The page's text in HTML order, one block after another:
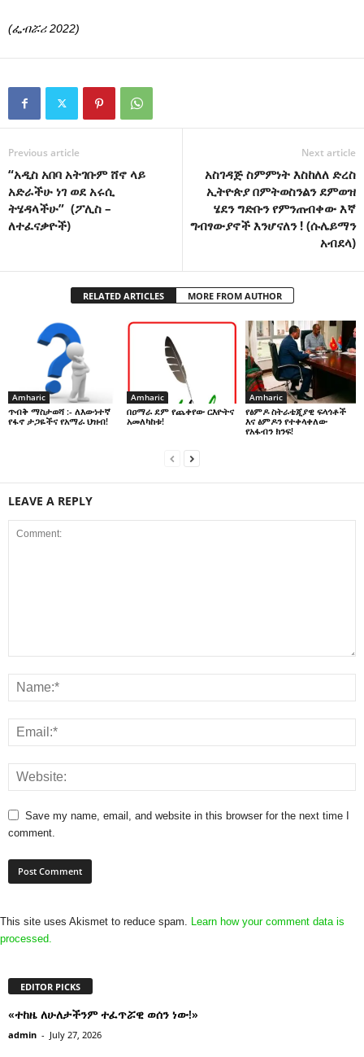
(ፌብሯሪ 2022)
Previous article
“አዲስ አበባ አትገቡም ሸኖ ላይ
አድራችሁ ነገ ወደ አሩሲ
ትሄዳላችሁ” (ፖሊስ –
ለተፈናቃዮች)
Next article
አስገዳጅ ስምምነት እስከለለ ድረስ
ኢትዮጵያ በምትወስንልን ደምወዝ
ሄደን ግድቡን የምንጠብቀው እኛ
ግብፃውያኖች እንሆናለን ! (ሱሌይማን
አብደላ)
RELATED ARTICLES MORE FROM AUTHOR
Amharic
ጥብቅ ማስታወሻ :- ለእውነተኛ
የፋኖ ታጋዬችና የአማራ ህዝብ!
Amharic
በዐማራ ደም የጨቀየው ርእዮትና
አመለካከቱ!
Amharic
የፅምዶ ስትራቴጂያዊ ፍላጎቶች
እና ፅምዶን የተቀላቀለው
የአፋብን ክንፍ!
LEAVE A REPLY
Save my name, email, and website in this browser for the next time I
comment.
This site uses Akismet to reduce spam. Learn how your comment data is
processed.
EDITOR PICKS
«ተከዜ ለሁለታችንም ተፈጥሯዊ ወሰን ነው!»
admin - July 27, 2026